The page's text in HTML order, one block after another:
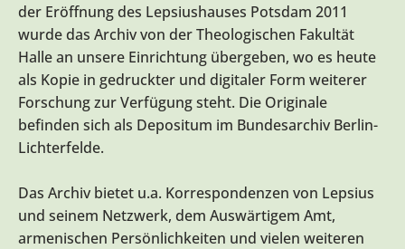
der Eröffnung des Lepsiushauses Potsdam 2011
wurde das Archiv von der Theologischen Fakultät
Halle an unsere Einrichtung übergeben, wo es heute
als Kopie in gedruckter und digitaler Form weiterer
Forschung zur Verfügung steht. Die Originale
befinden sich als Depositum im Bundesarchiv Berlin-
Lichterfelde.
Das Archiv bietet u.a. Korrespondenzen von Lepsius
und seinem Netzwerk, dem Auswärtigem Amt,
armenischen Persönlichkeiten und vielen weiteren